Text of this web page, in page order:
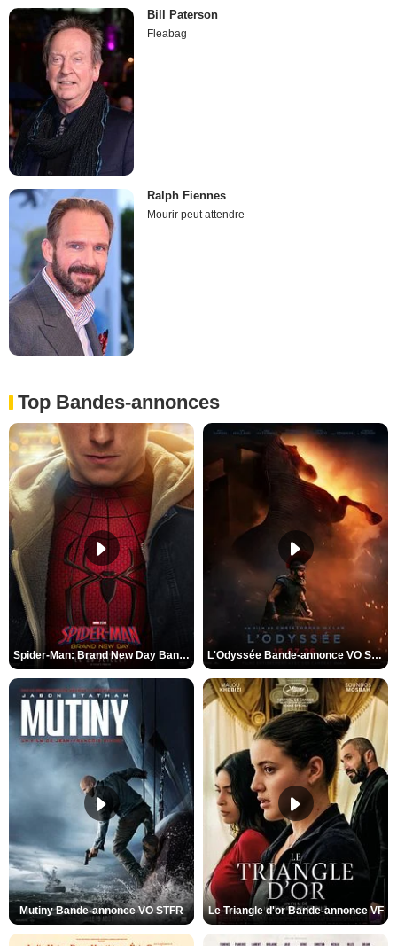
Bill Paterson
Fleabag
Ralph Fiennes
Mourir peut attendre
Top Bandes-annonces
Spider-Man: Brand New Day Bande-annonce VO STFR L'Odyssée Bande-annonce VO STFR
Mutiny Bande-annonce VO STFR Le Triangle d'or Bande-annonce VF